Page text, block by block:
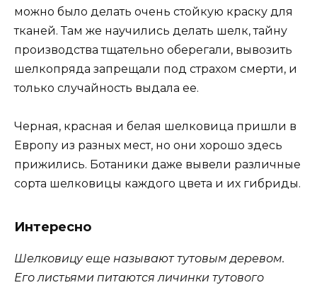
можно было делать очень стойкую краску для
тканей. Там же научились делать шелк, тайну
производства тщательно оберегали, вывозить
шелкопряда запрещали под страхом смерти, и
только случайность выдала ее.
Черная, красная и белая шелковица пришли в
Европу из разных мест, но они хорошо здесь
прижились. Ботаники даже вывели различные
сорта шелковицы каждого цвета и их гибриды.
Интересно
Шелковицу еще называют тутовым деревом.
Его листьями питаются личинки тутового